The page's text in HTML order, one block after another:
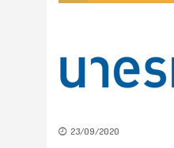
23/09/2020